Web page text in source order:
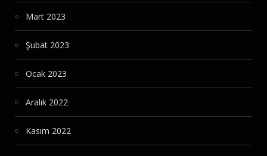
Mart 2023
Şubat 2023
Ocak 2023
Aralık 2022
Kasım 2022